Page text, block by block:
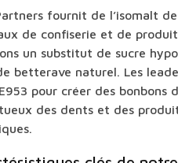
fournit de l’isomalt
de confiserie et de
un substitut de sucre
betterave naturel. Les
pour créer des bonbons
des dents et des